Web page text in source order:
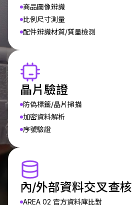
商品圖像辨識
比例尺寸測量
配件辨識材質/質量檢測
晶片驗證
防偽標籤/晶片掃描
加密資料解析
序號驗證
內/外部資料交叉查核
AREA 02 官方資料庫比對